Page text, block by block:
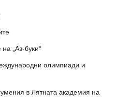
„Аз-буки“
олимпиади и
в Лятната академия на